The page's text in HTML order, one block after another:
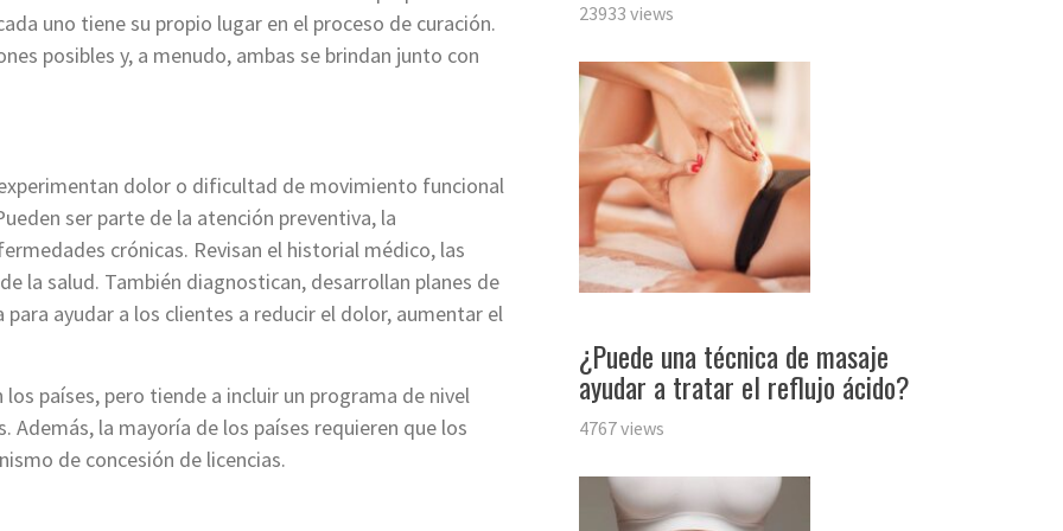
uno tiene su propio lugar en el proceso de curación.
posibles y, a menudo, ambas se brindan junto con
dolor o dificultad de movimiento funcional
ser parte de la atención preventiva, la
crónicas. Revisan el historial médico, las
la salud. También diagnostican, desarrollan planes de
ayudar a los clientes a reducir el dolor, aumentar el
países, pero tiende a incluir un programa de nivel
la mayoría de los países requieren que los
de concesión de licencias.
23933 views
¿Puede una técnica de masaje
ayudar a tratar el reflujo ácido?
4767 views